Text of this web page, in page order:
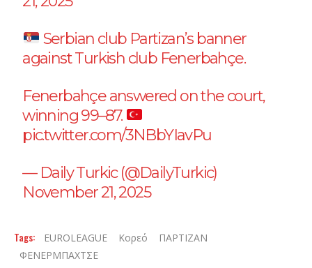
Serbian club Partizan’s banner
against Turkish club Fenerbahçe.
Fenerbahçe answered on the court,
winning 99–87.
pic.twitter.com/3NBbYIavPu
— Daily Turkic (@DailyTurkic)
November 21, 2025
Tags: EUROLEAGUE Κορεό
ΠΑΡΤΙΖΑΝ
ΦΕΝΕΡΜΠΑΧΤΣΕ